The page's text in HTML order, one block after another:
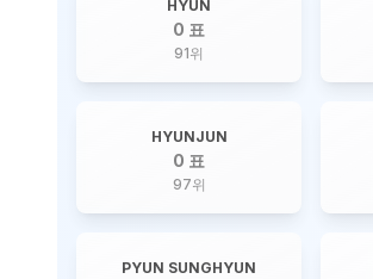
HYUN
0 표
91위
HYUNJUN
0 표
97위
PYUN SUNGHYUN